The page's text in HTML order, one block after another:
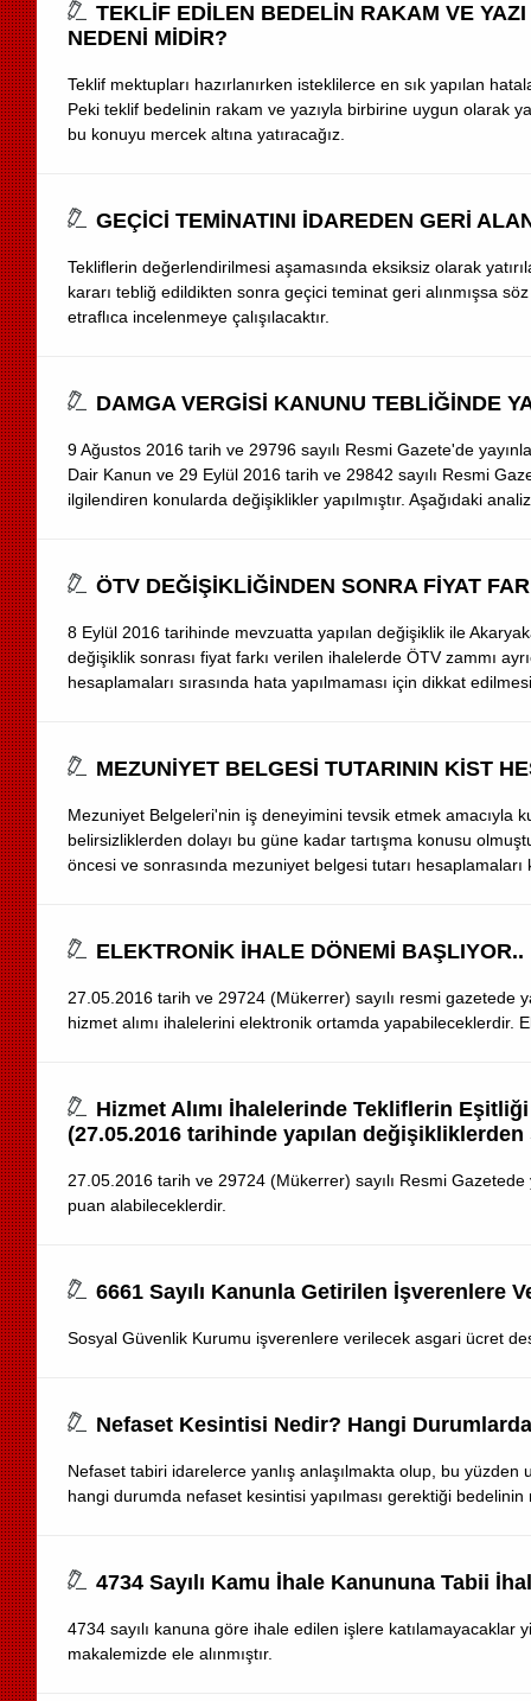
TEKLİF EDİLEN BEDELİN RAKAM VE
NEDENİ MİDİR?
Teklif mektupları hazırlanırken isteklilerce en sık yapılan
Peki teklif bedelinin rakam ve yazıyla birbirine uygun olarak
bu konuyu mercek altına yatıracağız.
GEÇİCİ TEMİNATINI İDAREDEN GERİ
Tekliflerin değerlendirilmesi aşamasında eksiksiz olarak
kararı tebliğ edildikten sonra geçici teminat geri alınmışsa
etraflıca incelenmeye çalışılacaktır.
DAMGA VERGİSİ KANUNU TEBLİĞİNDE
9 Ağustos 2016 tarih ve 29796 sayılı Resmi Gazete'de
Dair Kanun ve 29 Eylül 2016 tarih ve 29842 sayılı Resmi
ilgilendiren konularda değişiklikler yapılmıştır. Aşağıdaki
ÖTV DEĞİŞİKLİĞİNDEN SONRA FİYAT
8 Eylül 2016 tarihinde mevzuatta yapılan değişiklik ile
değişiklik sonrası fiyat farkı verilen ihalelerde ÖTV zammı
hesaplamaları sırasında hata yapılmaması için dikkat
MEZUNİYET BELGESİ TUTARININ KİST
Mezuniyet Belgeleri'nin iş deneyimini tevsik etmek amacıyla
belirsizliklerden dolayı bu güne kadar tartışma konusu
öncesi ve sonrasında mezuniyet belgesi tutarı hesaplamaları
ELEKTRONİK İHALE DÖNEMİ BAŞLIYOR..
27.05.2016 tarih ve 29724 (Mükerrer) sayılı resmi gazetede
hizmet alımı ihalelerini elektronik ortamda yapabileceklerdir.
Hizmet Alımı İhalelerinde Tekliflerin
(27.05.2016 tarihinde yapılan değişikliklerden
27.05.2016 tarih ve 29724 (Mükerrer) sayılı Resmi
puan alabileceklerdir.
6661 Sayılı Kanunla Getirilen İşverenlere
Sosyal Güvenlik Kurumu işverenlere verilecek asgari ücret
Nefaset Kesintisi Nedir? Hangi Durumlarda
Nefaset tabiri idarelerce yanlış anlaşılmakta olup, bu yüzden
hangi durumda nefaset kesintisi yapılması gerektiği bedelinin
4734 Sayılı Kamu İhale Kanununa Tabii
4734 sayılı kanuna göre ihale edilen işlere katılamayacaklar
makalemizde ele alınmıştır.